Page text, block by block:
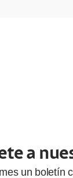
a
mesun boletín